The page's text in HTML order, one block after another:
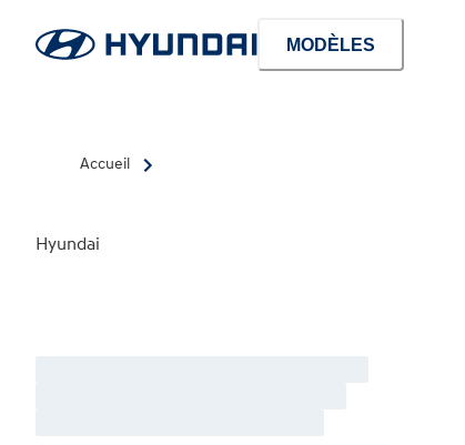
MODÈLES
Accueil
Hyundai